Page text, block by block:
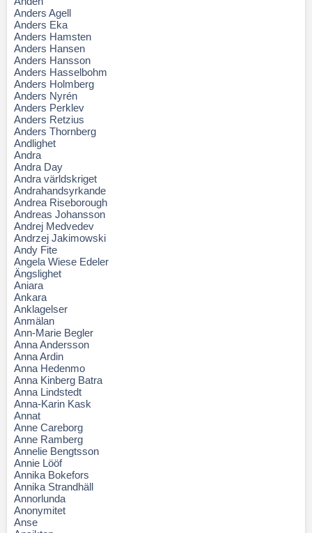
Anders Agell
Anders Eka
Anders Hamsten
Anders Hansen
Anders Hansson
Anders Hasselbohm
Anders Holmberg
Anders Nyrén
Anders Perklev
Anders Retzius
Anders Thornberg
Andlighet
Andra
Andra Day
Andra världskriget
Andrahandsyrkande
Andrea Riseborough
Andreas Johansson
Andrej Medvedev
Andrzej Jakimowski
Andy Fite
Angela Wiese Edeler
Ängslighet
Aniara
Ankara
Anklagelser
Anmälan
Ann-Marie Begler
Anna Andersson
Anna Ardin
Anna Hedenmo
Anna Kinberg Batra
Anna Lindstedt
Anna-Karin Kask
Annat
Anne Careborg
Anne Ramberg
Annelie Bengtsson
Annie Lööf
Annika Bokefors
Annika Strandhäll
Annorlunda
Anonymitet
Anse